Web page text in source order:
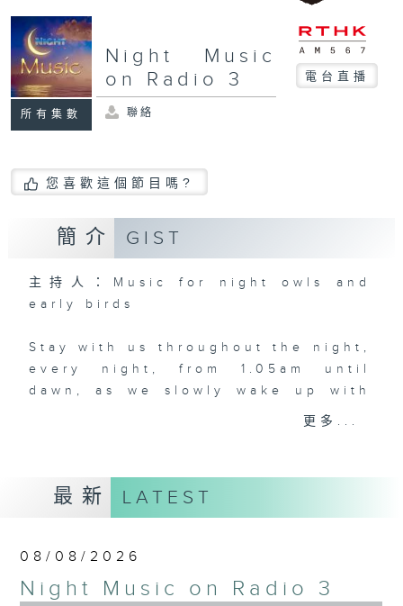
所有集數
Night Music
on Radio 3
電台直播
聯絡
您喜歡這個節目嗎?
簡介 GIST
主持人：Music for night owls and
early birds
Stay with us throughout the night,
every night, from 1.05am until
dawn, as we slowly wake up with
you. Enjoy the non-stop mellow
and soft rock hits, which gently
grow in pace, moving you towards
the 2000s and a perfect morning
Seven days a week from 1.05am...
更多...
最新 LATEST
08/08/2026
Night Music on Radio 3